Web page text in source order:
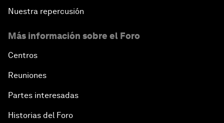
Nuestra repercusión
Más información sobre el Foro
Centros
Reuniones
Partes interesadas
Historias del Foro